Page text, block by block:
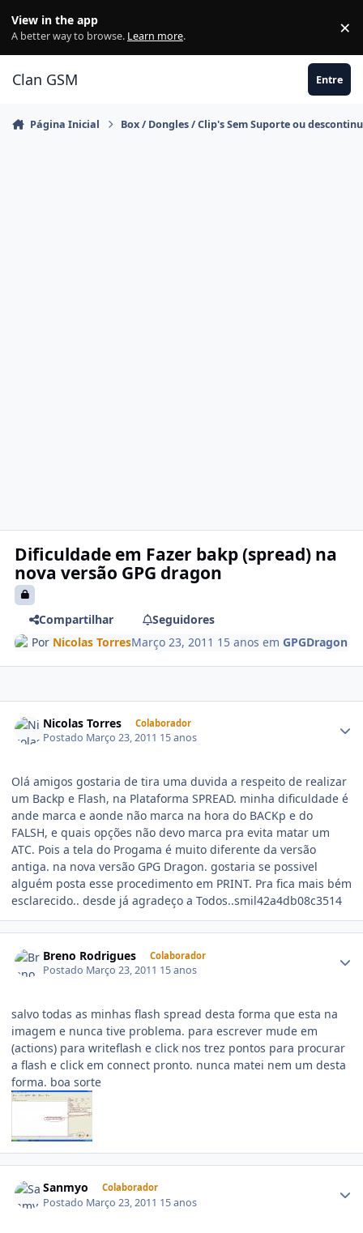
View in the app
A better way to browse. Learn more. ×
Clan GSM Entre
Página Inicial Box / Dongles / Clip's Sem Suporte ou
Dificuldade em Fazer bakp (spread) na
nova versão GPG dragon
Compartilhar
Seguidores
Por Nicolas TorresMarço 23, 2011 15 anos emGPGDragon
Nicolas Torres Colaborador
Postado Março 23, 2011 15 anos
Olá amigos gostaria de tira uma duvida a respeito de realizar
um Backp e Flash, na Plataforma SPREAD. minha dificuldade é
ande marca e aonde não marca na hora do BACKp e do
FALSH, e quais opções não devo marca pra evita matar um
ATC. Pois a tela do Progama é muito diferente da versão
antiga. na nova versão GPG Dragon. gostaria se possivel
alguém posta esse procedimento em PRINT. Pra fica mais bém
esclarecido.. desde já agradeço a Todos..smil42a4db08c3514
Breno Rodrigues Colaborador
Postado Março 23, 2011 15 anos
salvo todas as minhas flash spread desta forma que esta na
imagem e nunca tive problema. para escrever mude em
(actions) para writeflash e click nos trez pontos para procurar
a flash e click em connect pronto. nunca matei nem um desta
forma. boa sorte
Sanmyo Colaborador
Postado Março 23, 2011 15 anos